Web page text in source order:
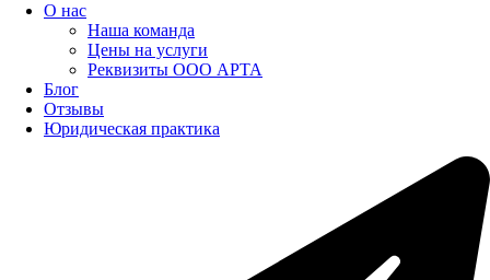
О нас
Наша команда
Цены на услуги
Реквизиты ООО АРТА
Блог
Отзывы
Юридическая практика